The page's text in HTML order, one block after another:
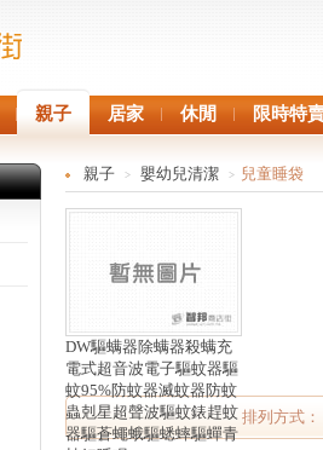
親子 居家 休閒 限時特
親子 > 嬰幼兒清潔 > 兒童睡袋
DW驅螨器除螨器殺螨充
電式超音波電子驅蚊器驅
蚊95%防蚊器滅蚊器防蚊
蟲剋星超聲波驅蚊錶趕蚊
器驅蒼蠅蛾驅蟋蟀驅蟬青
排列方式